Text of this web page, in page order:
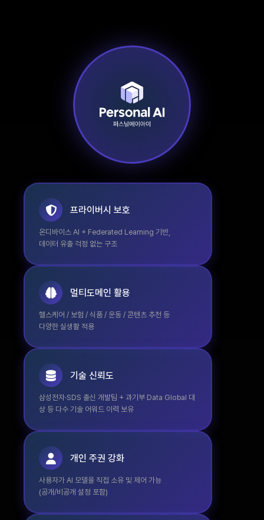
프라이버시 보호
온디바이스 AI + Federated Learning 기반,
데이터 유출 걱정 없는 구조
멀티도메인 활용
헬스케어 / 보험 / 식품 / 운동 / 콘텐츠 추천 등
다양한 실생활 적용
기술 신뢰도
삼성전자·SDS 출신 개발팀 + 과기부 Data Global 대
상 등 다수 기술 어워드 이력 보유
개인 주권 강화
사용자가 AI 모델을 직접 소유 및 제어 가능
(공개/비공개 설정 포함)